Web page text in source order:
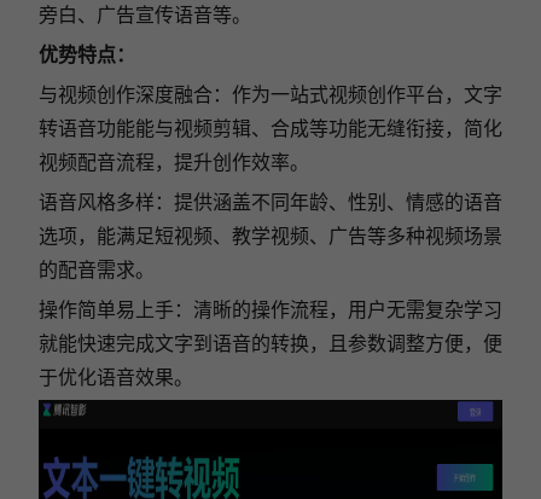
旁白、广告宣传语音等。
优势特点：
与视频创作深度融合：作为一站式视频创作平台，文字
转语音功能能与视频剪辑、合成等功能无缝衔接，简化
视频配音流程，提升创作效率。
语音风格多样：提供涵盖不同年龄、性别、情感的语音
选项，能满足短视频、教学视频、广告等多种视频场景
的配音需求。
操作简单易上手：清晰的操作流程，用户无需复杂学习
就能快速完成文字到语音的转换，且参数调整方便，便
于优化语音效果。